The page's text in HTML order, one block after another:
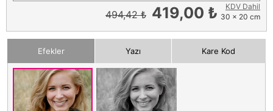
494,42 ₺ 419,00 ₺
KDV Dahil
30 x 20 cm
Efekler Yazı Kare Kod